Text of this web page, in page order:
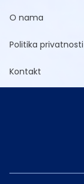
O nama
Politika privatnosti
Kontakt